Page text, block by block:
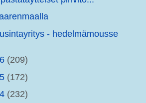
- hedelmämousse
(209)
(172)
(232)